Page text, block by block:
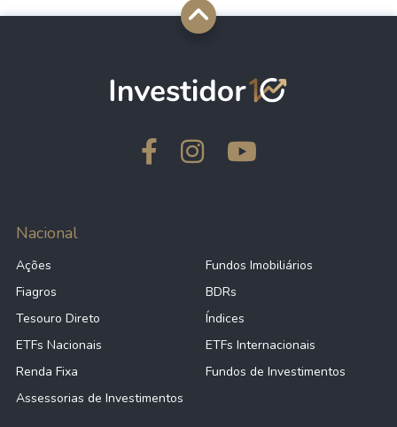
Nacional
Ações
Fundos Imobiliários
Fiagros
BDRs
Tesouro Direto
Índices
ETFs Nacionais
ETFs Internacionais
Renda Fixa
Fundos de Investimentos
Assessorias de Investimentos